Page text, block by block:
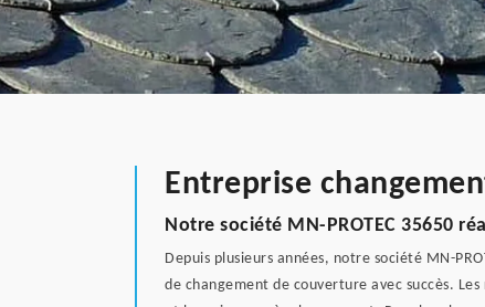
Entreprise
Notre société MN-PROTEC 35650
Depuis plusieurs années, notre société MN-
de changement de couverture avec succès.